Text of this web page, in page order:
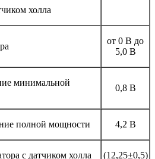
холла
от 0 В до
5,0 В
минимальной
0,8 В
полной мощности 4,2 В
с датчиком холла
(12,25±0,5)